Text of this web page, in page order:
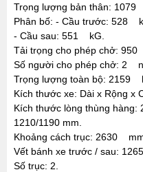
Trọng lượng bản thân: 1079
Phân bố: - Cầu trước: 528
- Cầu sau: 551 kG.
Tải trọng cho phép chở:
Số người cho phép chở: 2
Trọng lượng toàn bộ: 2159
Kích thước xe: Dài x Rộng x
Kích thước lòng thùng hàng:
1210/1190 mm.
Khoảng cách trục: 2630
Vết bánh xe trước / sau:
Số trục: 2.